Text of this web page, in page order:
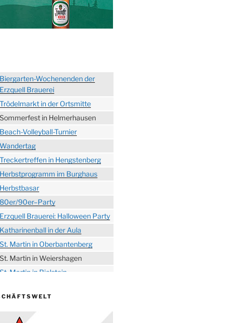
Wochenenden der
Brauerei
in der Ortsmitte
in Helmerhausen
Volleyball-Turnier
in Hengstenberg
im Burghaus
90er–Party
Brauerei: Halloween Party
in der Aula
Martin in Oberbantenberg
Martin in Weiershagen
Martin in Bielstein
der Tollitäten
Bielsteiner Männerchor